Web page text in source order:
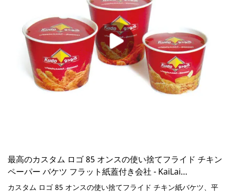
最高のカスタム ロゴ 85 オンスの使い捨てフライド チキン
ペーパー バケツ フラット紙蓋付き会社 - KaiLai
Packaging
カスタム ロゴ 85 オンスの使い捨てフライド チキン紙バケツ、平